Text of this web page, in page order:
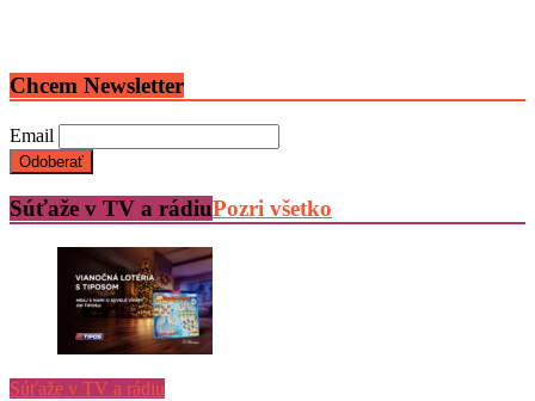
Chcem Newsletter
Email
Súťaže v TV a rádiuPozri všetko
Súťaže v TV a rádiu